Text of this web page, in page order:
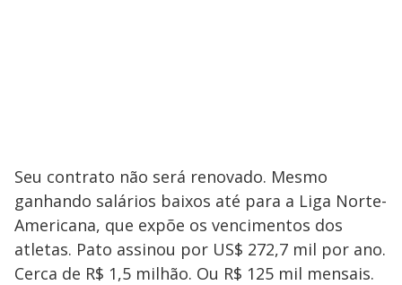
Seu contrato não será renovado. Mesmo
ganhando salários baixos até para a Liga Norte-
Americana, que expõe os vencimentos dos
atletas. Pato assinou por US$ 272,7 mil por ano.
Cerca de R$ 1,5 milhão. Ou R$ 125 mil mensais.